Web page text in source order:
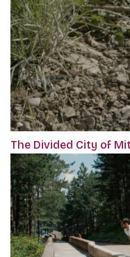
The Divided City of